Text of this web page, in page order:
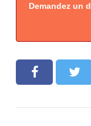
Demandez un